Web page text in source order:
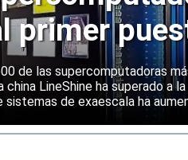
primer
una
de las supercomputadoras
LineShine ha superado a
de exaescala ha